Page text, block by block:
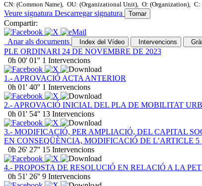
CN: (Common Name), OU: (Organizational Unit), O: (Organization), C:
Veure signatura Descarregar signatura Tornar
Compartir:
Anar als documents Index del Vídeo Intervencions
PLE ORDINARI 24 DE NOVEMBRE DE 2023
0h 00' 01'' 1 Intervencions
1.- APROVACIÓ ACTA ANTERIOR
0h 01' 40'' 1 Intervencions
2.- APROVACIÓ INICIAL DEL PLA DE MOBILITAT
0h 01' 54'' 13 Intervencions
3.- MODIFICACIÓ, PER AMPLIACIÓ, DEL CAPITAL
EN CONSEQÜÈNCIA, MODIFICACIÓ DE L’ARTICLE 5
0h 26' 27'' 15 Intervencions
4.- PROPOSTA DE RESOLUCIÓ EN RELACIÓ A LA
0h 51' 26'' 9 Intervencions